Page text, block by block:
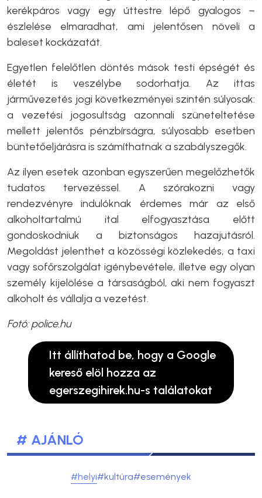
kerékpáros vagy egy úttestre lépő gyalogos –
észlelése elmaradhat, ami jelentősen növeli a
baleset kockázatát.
Egyetlen felelőtlen döntés mások testi épségét és
életét is veszélybe sodorhatja. Az ittas
járművezetés jogi következményei szintén súlyosak:
a vezetési jogosultság azonnali szüneteltetése
mellett jelentős pénzbírságra, súlyosabb esetben
büntetőeljárásra is számíthatnak a szabályszegők.
Az ilyen esetek azonban egyszerűen megelőzhetők
tudatos tervezéssel. A szórakozni vagy
rendezvényre indulóknak érdemes már az első
alkoholtartalmú ital elfogyasztása előtt
gondoskodniuk a biztonságos hazajutásról.
Megoldást jelenthet a közösségi közlekedés, a taxi
vagy sofőrszolgálat igénybevétele, illetve egy olyan
személy kijelölése a társaságból, aki nem fogyaszt
alkoholt és vállalja a vezetést.
Fotó: police.hu
Itt állíthatod be, hogy a Google
kereső elöl hozza az
egerszegihirek.hu-s találatokat
# AJÁNLÓ
#helyi#kultúra#események